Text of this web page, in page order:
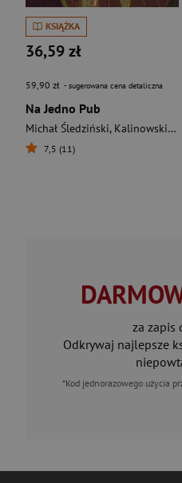
KSIĄŻKA
36,59 zł
59,90 zł - sugerowana cena detaliczna
Na Jedno Pub
Michał Śledziński, Kalinowski Karol
7,5 (11)
za zapis
Odkrywaj najlepsze
*Kod jednorazowego użycia